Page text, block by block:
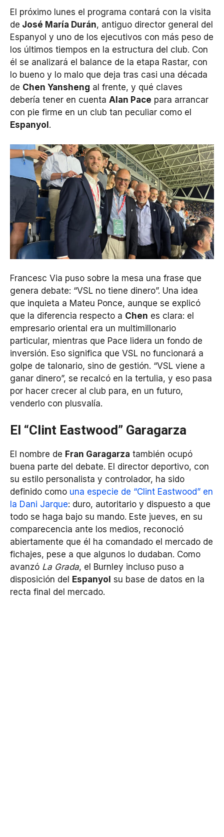
El próximo lunes el programa contará con la visita
de José María Durán, antiguo director general del
Espanyol y uno de los ejecutivos con más peso de
los últimos tiempos en la estructura del club. Con
él se analizará el balance de la etapa Rastar, con
lo bueno y lo malo que deja tras casi una década
de Chen Yansheng al frente, y qué claves
debería tener en cuenta Alan Pace para arrancar
con pie firme en un club tan peculiar como el
Espanyol .
Francesc Via puso sobre la mesa una frase que
genera debate: “VSL no tiene dinero”. Una idea
que inquieta a Mateu Ponce, aunque se explicó
que la diferencia respecto a Chen es clara: el
empresario oriental era un multimillonario
particular, mientras que Pace lidera un fondo de
inversión. Eso significa que VSL no funcionará a
golpe de talonario, sino de gestión. “VSL viene a
ganar dinero”, se recalcó en la tertulia, y eso pasa
por hacer crecer al club para, en un futuro,
venderlo con plusvalía.
El “Clint Eastwood” Garagarza
El nombre de Fran Garagarza también ocupó
buena parte del debate. El director deportivo, con
su estilo personalista y controlador, ha sido
definido como una especie de “Clint Eastwood” en
la Dani Jarque: duro, autoritario y dispuesto a que
todo se haga bajo su mando. Este jueves, en su
comparecencia ante los medios, reconoció
abiertamente que él ha comandado el mercado de
fichajes, pese a que algunos lo dudaban. Como
avanzó La Grada, el Burnley incluso puso a
disposición del
Espanyol su base de datos en la
recta final del mercado.